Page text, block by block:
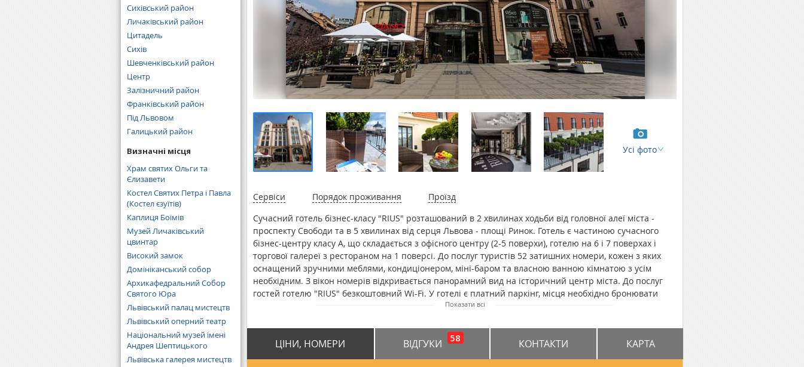
Усі фото
Сервіси Порядок проживання
Проїзд
Сучасний готель бізнес-класу "RIUS" розташований в 2 хвилинах ходьби від головної алеї міста -
проспекту Свободи та в 5 хвилинах від серця Львова - площі Ринок. Готель є частиною сучасного
бізнес-центру класу А, що складається з офісного центру (2-5 поверхи), готелю на 6 і 7 поверхах і
торгової галереї з рестораном на 1 поверсі. До послуг туристів 52 затишних номери, кожен з яких
оснащений зручними меблями, кондиціонером, міні-баром та власною ванною кімнатою з усім
необхідним. З вікон номерів відкривається панорамний вид на історичний центр міста. До послуг
гостей готелю "RIUS" безкоштовний Wi-Fi. У готелі є платний паркінг, місця необхідно бронювати
заздалегідь. Послуги по пранню одягу платні, праска надається за запитом. Відстань до залізничного
Показати всі
ЦІНИ, НОМЕРИ ВІДГУКИ 58 КОНТАКТИ КАРТА
Сихівський район
Личаківський район
Цитадель
Сихів
Шевченківський район
Центр
Залізничний район
Франківський район
Під Львовом
Галицький район
Визначні місця
Храм святих Ольги та
Єлизавети
Костел Святих Петра і Павла
(Костел єзуїтів)
Каплиця Боїмів
Музей Личаківський
цвинтар
Високий замок
Домініканський собор
Архикафедральний Собор
Святого Юра
Львівський палац мистецтв
Львівський оперний театр
Національний музей імені
Андрея Шептицького
Львівська галерея мистецтв